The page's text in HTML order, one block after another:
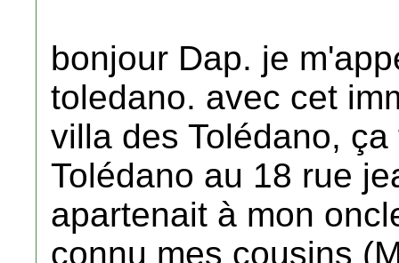
bonjour Dap. je
toledano. avec cet
villa des Tolédano,
Tolédano au 18 rue
apartenait à mon
connu mes cousins